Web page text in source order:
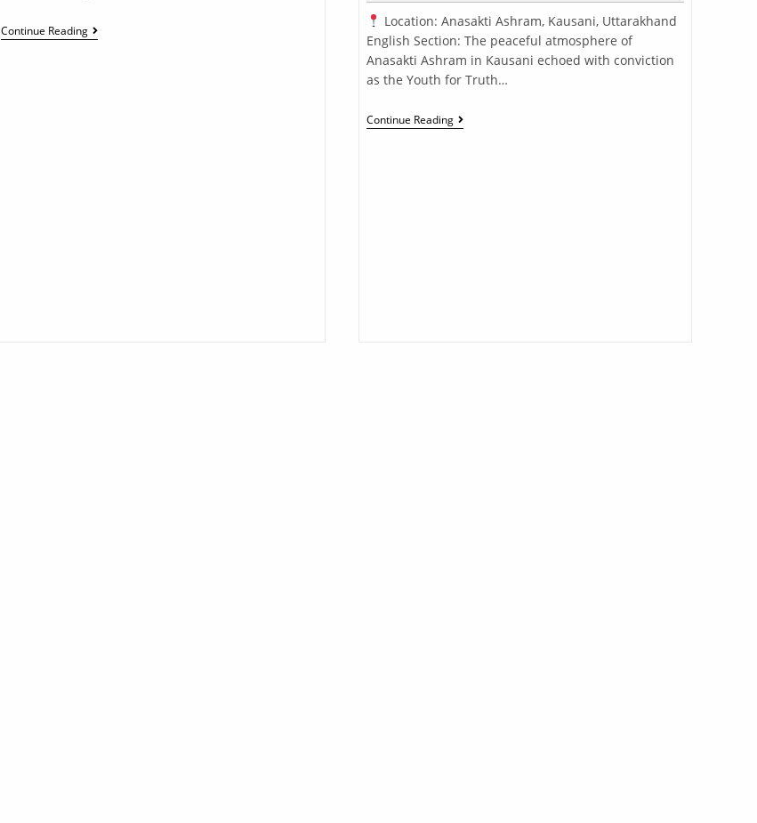
Continue Reading
Location: Anasakti Ashram, Kausani, Uttarakhand
English Section: The peaceful atmosphere of
Anasakti Ashram in Kausani echoed with conviction
as the Youth for Truth…
Continue Reading